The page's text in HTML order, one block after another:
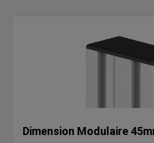
Dimension Modulaire